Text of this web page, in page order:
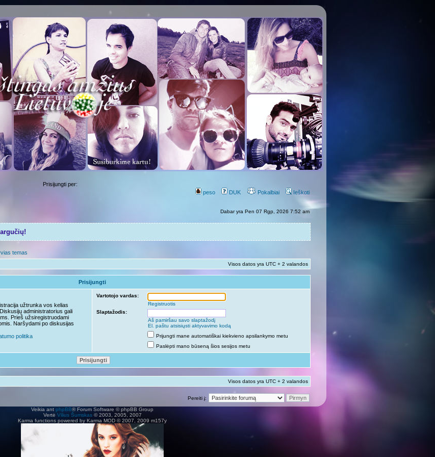
Prisijungti per:
peso
DUK Pokalbiai Ieškoti
Dabar yra Pen 07 Rgp, 2026 7:52 am
temas
Visos datos yra UTC + 2 valandos
Prisijungti
užtrunka vos kelias
administratorius gali
Prieš užsiregistruodami
Naršydami po diskusijas
politika
Vartotojo vardas:
Registruotis
Slaptažodis:
Aš pamiršau savo slaptažodį
El. paštu atsisiųsti aktyvavimo kodą
Prijungti mane automatiškai kiekvieno apsilankymo metu
Paslėpti mano būseną šios sesijos metu
Visos datos yra UTC + 2 valandos
Pereiti į:
Veikia ant phpBB® Forum Software © phpBB Group
Vertė Vilius Šumskas© 2003, 2005, 2007
Karma functions powered by Karma MOD © 2007, 2009 m157y